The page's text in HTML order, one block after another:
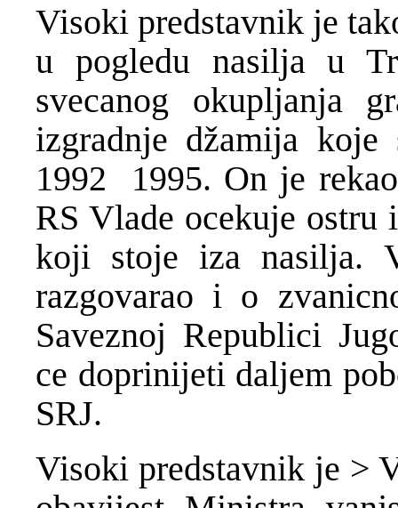
Visoki predstavnik je
u pogledu nasilja u
svecanog okupljanja
izgradnje džamija koje
1992 ­ 1995. On je
RS Vlade ocekuje
koji stoje iza nasilja.
razgovarao i o
Saveznoj Republici
ce doprinijeti daljem
SRJ.
Visoki predstavnik je >